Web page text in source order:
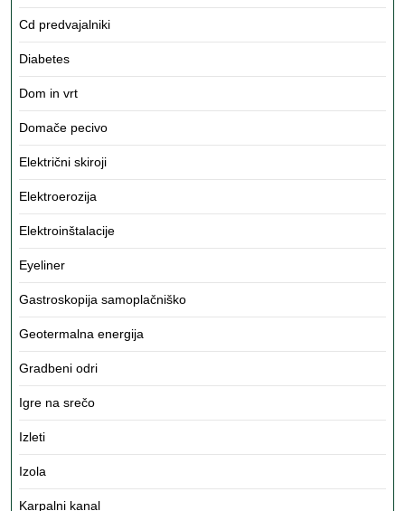
Cd predvajalniki
Diabetes
Dom in vrt
Domače pecivo
Električni skiroji
Elektroerozija
Elektroinštalacije
Eyeliner
Gastroskopija samoplačniško
Geotermalna energija
Gradbeni odri
Igre na srečo
Izleti
Izola
Karpalni kanal